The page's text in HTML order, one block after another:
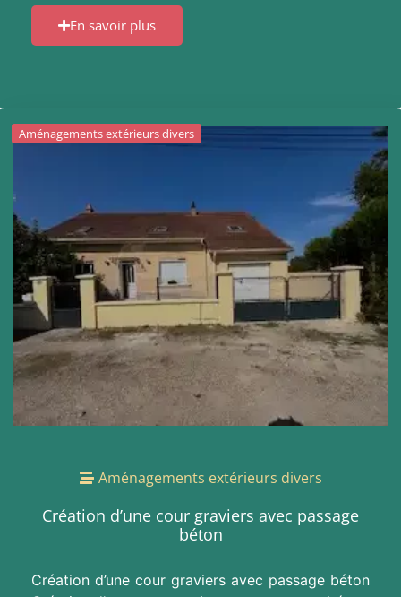
En savoir plus
Aménagements extérieurs divers
Aménagements extérieurs divers
Création d’une cour graviers avec passage
béton
Création d’une cour graviers avec passage béton